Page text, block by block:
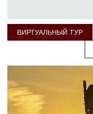
ВИРТУАЛЬНЫЙ ТУР